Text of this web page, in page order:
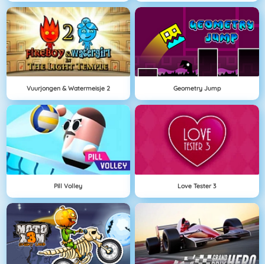
Vuurjongen & Watermeisje 2 Geometry Jump
Pill Volley Love Tester 3